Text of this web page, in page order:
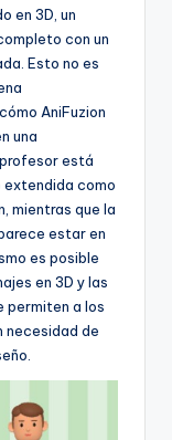
en 3D, un
con un
Esto no es
AniFuzion
una
está
extendida como
mientras que la
estar en
es posible
en 3D y las
permiten a los
necesidad de